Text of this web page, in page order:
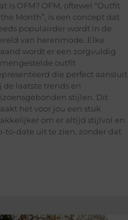
is OFM? OFM, oftewel “Outfit
the Month”, is een concept dat
populairder wordt in de
van herenmode. Elke
wordt er een zorgvuldig
outfit
die perfect aansluit
de laatste trends en
stijlen. Dit
het voor jou een stuk
om er altijd stijlvol en
to-date uit te zien, zonder dat